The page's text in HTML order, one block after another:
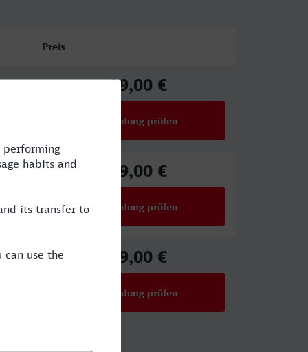
Preis
29,00 €
Verbindung prüfen
29,00 €
Verbindung prüfen
29,00 €
Verbindung prüfen